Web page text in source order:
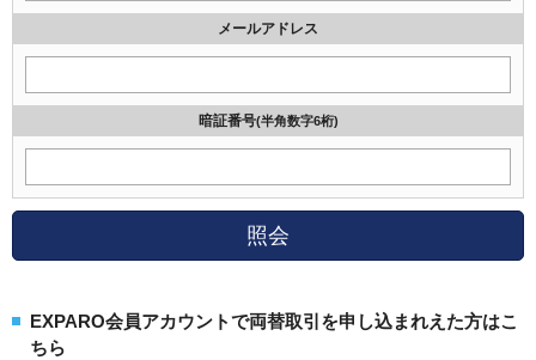
メールアドレス
暗証番号(半角数字6桁)
照会
EXPARO会員アカウントで両替取引を申し込まれえた方はこ
ちら